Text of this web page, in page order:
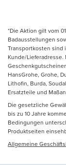
*Die Aktion gilt vom
Badausstellungen
Transportkosten sind
Kunde/
HansGrohe, Grohe,
Lithofin, Burda,
Ersatzteile und
Die gesetzliche
bis zu 10 Jahre
Bedingungen
Produktseiten
Allgemeine